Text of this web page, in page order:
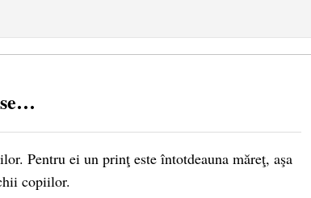
Pentru ei un prinţ este întotdeauna măreţ, aşa
copiilor.